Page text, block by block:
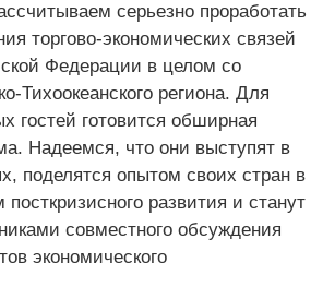
серьезно проработать
торгово-экономических связей
Федерации в целом со
Тихоокеанского региона. Для
гостей готовится обширная
Надеемся, что они выступят в
поделятся опытом своих стран в
развития и станут
совместного обсуждения
экономического